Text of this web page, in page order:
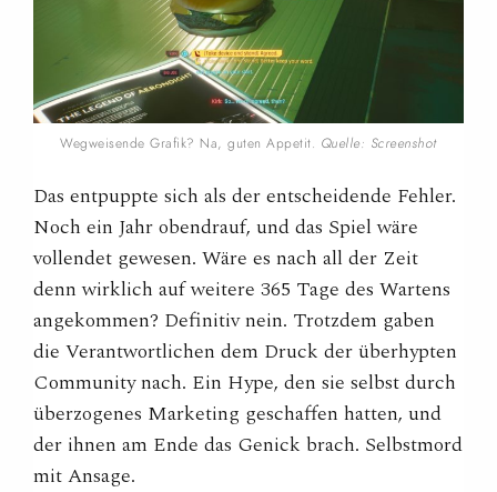
Wegweisende Grafik? Na, guten Appetit. Quelle: Screenshot
Das entpuppte sich als der entscheidende Fehler.
Noch ein Jahr obendrauf, und das Spiel wäre
vollendet gewesen. Wäre es nach all der Zeit
denn wirklich auf weitere 365 Tage des Wartens
angekommen? Definitiv nein. Trotzdem gaben
die Verantwortlichen dem Druck der überhypten
Community nach. Ein Hype, den sie selbst durch
überzogenes Marketing geschaffen hatten, und
der ihnen am Ende das Genick brach. Selbstmord
mit Ansage.